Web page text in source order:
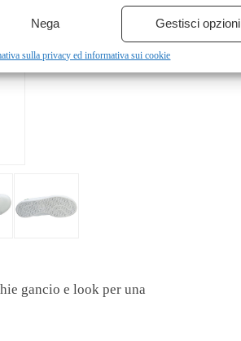
Nega Gestisci opzioni
sulla privacy ed informativa sui cookie
gancio e look per una